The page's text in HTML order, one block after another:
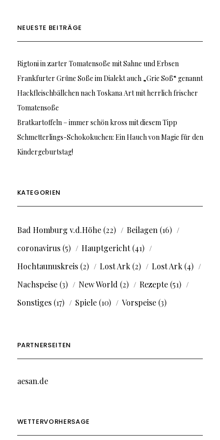
NEUESTE BEITRÄGE
Rigtoni in zarter Tomatensoße mit Sahne und Erbsen
Frankfurter Grüne Soße im Dialekt auch „Grie Soß“ genannt
Hackfleischbällchen nach Toskana Art mit herrlich frischer
Tomatensoße
Bratkartoffeln – immer schön kross mit diesem Tipp
Schmetterlings-Schokokuchen: Ein Hauch von Magie für den
Kindergeburtstag!
KATEGORIEN
Bad Homburg v.d.Höhe(22) Beilagen(16)
coronavirus(5) Hauptgericht(41)
Hochtaunuskreis(2) Lost Ark(2) Lost Ark(4)
Nachspeise(3) New World (2) Rezepte(51)
Sonstiges(17) Spiele(10) Vorspeise(3)
PARTNERSEITEN
aesan.de
WETTERVORHERSAGE